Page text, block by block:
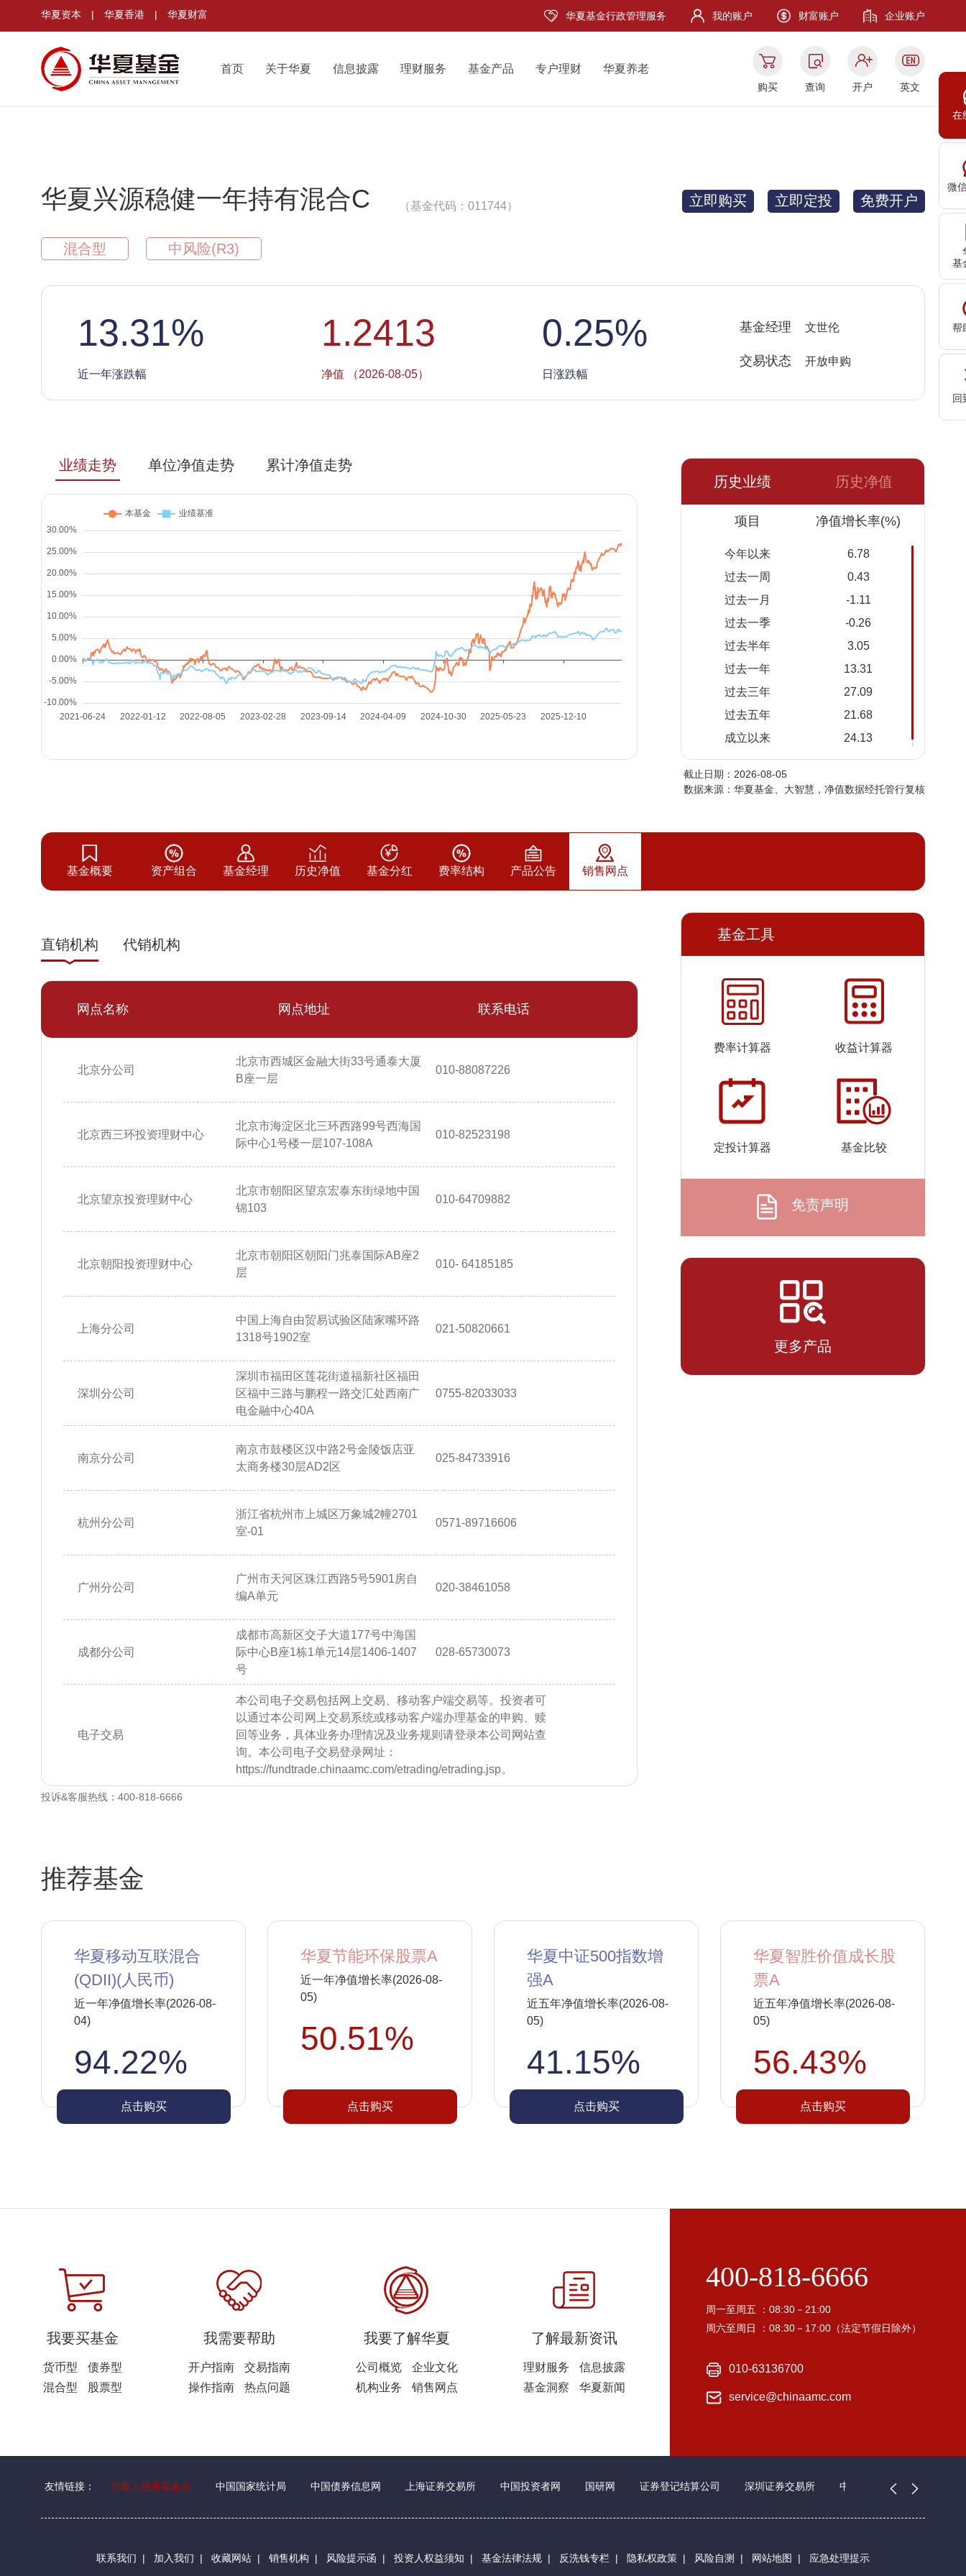
在
微
基
帮
回
华夏资本 | 华夏香港 | 华夏财富 华夏基金行政管理服务 我的账户 财富账户 企业账户
首页 关于华夏 信息披露 理财服务 基金产品 专户理财 华夏养老
购买 查询 开户 英文
华夏兴源稳健一年持有混合C （基金代码：011744）
混合型 中风险(R3)
立即购买 立即定投 免费开户
13.31%
近一年涨跌幅
1.2413
净值 （2026-08-05）
0.25%
日涨跌幅
基金经理 文世伦
交易状态 开放申购
业绩走势 单位净值走势
累计净值走势
历史业绩
历史净值
项目 净值增长率(%)
今年以来
6.78
过去一周
0.43
过去一月
-1.11
过去一季
-0.26
过去半年
3.05
过去一年
13.31
过去三年
27.09
过去五年
21.68
成立以来
24.13
净值
累计净
2026-
1.2413
08-04
2026-
08-03
1.2351
2026-
07-31
1.2373
2026-
1.2345
2026-
07-29
1.2360 1.2360
07-28
07-24
2026-
1.2432
2026-
07-22
1.2448
2026-
1.2446
2026-
1.2354
1.2388
07-16
2026-
1.2521 1.2521
07-14
1.2562
2026-
1.2508 1.2508
1.2575
截止日期：2026-08-05
数据来源：华夏基金、大智慧，净值数据经托管行复核
基金概要 资产组合 基金经理 历史净值 基金分红 费率结构 产品公告 销售网点
直销机构 代销机构
网点名称 网点地址 联系电话
北京分公司
北京市西城区金融大街33号通泰大厦
B座一层
010-88087226
北京西三环投资理财中心
北京市海淀区北三环西路99号西海国
际中心1号楼一层107-108A
010-82523198
北京望京投资理财中心
北京市朝阳区望京宏泰东街绿地中国
锦103
010-64709882
北京朝阳投资理财中心
北京市朝阳区朝阳门兆泰国际AB座2
层
010- 64185185
上海分公司
中国上海自由贸易试验区陆家嘴环路
1318号1902室
021-50820661
深圳分公司
深圳市福田区莲花街道福新社区福田
区福中三路与鹏程一路交汇处西南广
电金融中心40A
0755-82033033
南京分公司
南京市鼓楼区汉中路2号金陵饭店亚
太商务楼30层AD2区
025-84733916
杭州分公司
浙江省杭州市上城区万象城2幢2701
室-01
0571-89716606
广州分公司
广州市天河区珠江西路5号5901房自
编A单元
020-38461058
成都分公司
成都市高新区交子大道177号中海国
际中心B座1栋1单元14层1406-1407
号
028-65730073
电子交易
本公司电子交易包括网上交易、移动客户端交易等。投资者可
以通过本公司网上交易系统或移动客户端办理基金的申购、赎
回等业务，具体业务办理情况及业务规则请登录本公司网站查
询。本公司电子交易登录网址：
https://fundtrade.chinaamc.com/etrading/etrading.jsp。
投诉&客服热线：400-818-6666
基金工具
费率计算器 收益计算器
定投计算器 基金比较
免责声明
更多产品
推荐基金
华夏移动互联混合
(QDII)(人民币)
近一年净值增长率(2026-08-
04)
94.22%
点击购买
华夏节能环保股票A
近一年净值增长率(2026-08-
05)
50.51%
点击购买
华夏中证500指数增
强A
近五年净值增长率(2026-08-
05)
41.15%
点击购买
华夏智胜价值成长股
票A
近五年净值增长率(2026-08-
05)
56.43%
点击购买
我要买基金
货币型
债券型
混合型
股票型
我需要帮助
开户指南
交易指南
操作指南
热点问题
我要了解华夏
公司概览
企业文化
机构业务
销售网点
了解最新资讯
理财服务
信息披露
基金洞察
华夏新闻
400-818-6666
周一至周五 ：08:30－21:00
周六至周日 ：08:30－17:00（法定节假日除外）
010-63136700
service@chinaamc.com
友情链接： 华夏人慈善基金会 中国国家统计局 中国债券信息网 上海证券交易所 中国投资者网 国研网 证券登记结算公司 深圳证券交易所 中国证券业协会
联系我们 | 加入我们 | 收藏网站 | 销售机构 | 风险提示函 | 投资人权益须知 | 基金法律法规 | 反洗钱专栏 | 隐私权政策 | 风险自测 | 网站地图 | 应急处理提示